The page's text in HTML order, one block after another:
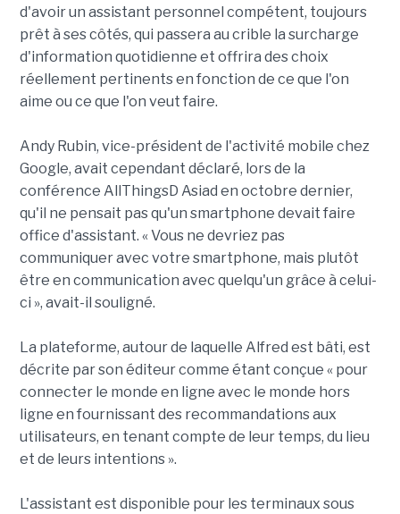
d'avoir un assistant personnel compétent, toujours
prêt à ses côtés, qui passera au crible la surcharge
d'information quotidienne et offrira des choix
réellement pertinents en fonction de ce que l'on
aime ou ce que l'on veut faire.
Andy Rubin, vice-président de l'activité mobile chez
Google, avait cependant déclaré, lors de la
conférence AllThingsD Asiad en octobre dernier,
qu'il ne pensait pas qu'un smartphone devait faire
office d'assistant. « Vous ne devriez pas
communiquer avec votre smartphone, mais plutôt
être en communication avec quelqu'un grâce à celui-
ci », avait-il souligné.
La plateforme, autour de laquelle Alfred est bâti, est
décrite par son éditeur comme étant conçue « pour
connecter le monde en ligne avec le monde hors
ligne en fournissant des recommandations aux
utilisateurs, en tenant compte de leur temps, du lieu
et de leurs intentions ».
L'assistant est disponible pour les terminaux sous